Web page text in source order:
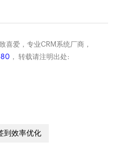
喜爱，专业CRM系统厂商，
， 转载请注明出处:
到效率优化